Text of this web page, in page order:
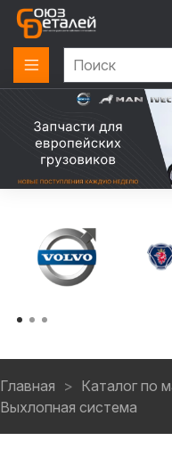
Главная Каталог по
Выхлопная система